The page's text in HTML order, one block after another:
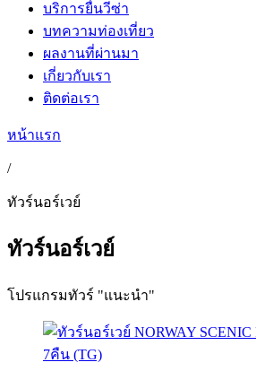
บริการยื่นวีซ่า
บทความท่องเที่ยว
ผลงานที่ผ่านมา
เกี่ยวกับเรา
ติดต่อเรา
หน้าแรก
/
ทัวร์นอร์เวย์
ทัวร์นอร์เวย์
โปรแกรมทัวร์ "แนะนำ"